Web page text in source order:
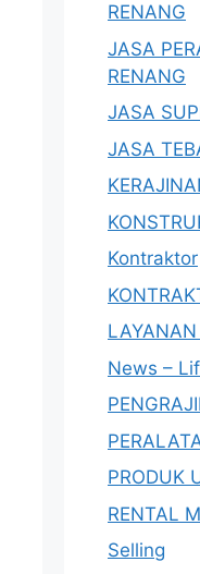
RENANG
JASA
RENANG
JASA
JASA
Kontraktor
News –
PRODUK
RENTAL
Selling